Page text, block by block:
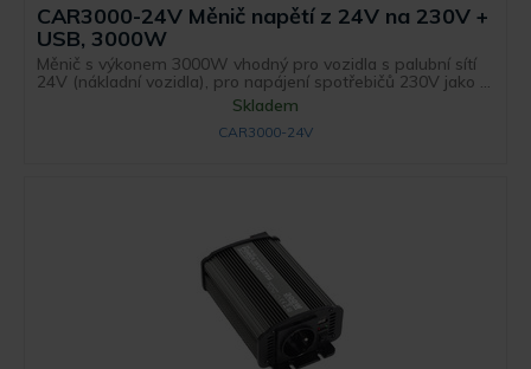
CAR3000-24V Měnič napětí z 24V na 230V +
USB, 3000W
Měnič s výkonem 3000W vhodný pro vozidla s palubní sítí
24V (nákladní vozidla), pro napájení spotřebičů 230V jako ...
Skladem
CAR3000-24V